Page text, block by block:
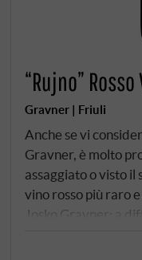
“Rujno”
Gravner | Friuli
Anche se vi
Gravner, è molto
assaggiato o visto il
vino rosso più raro
Josko Gravner: a
matura due volte